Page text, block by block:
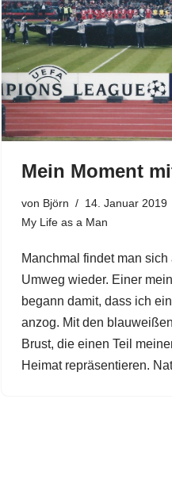
Mein Moment
von Björn
14. Januar 2019
My Life as a Man
Manchmal findet man sich
Umweg wieder. Einer
begann damit, dass ich
anzog. Mit den
Brust, die einen Teil
Heimat repräsentieren.